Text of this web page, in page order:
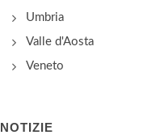
Umbria
Valle d'Aosta
Veneto
NOTIZIE